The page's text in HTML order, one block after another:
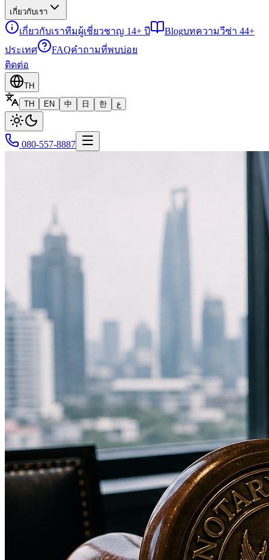
เกี่ยวกับเรา
เกี่ยวกับเราทีมผู้เชี่ยวชาญ 14+ ปี Blogบทความวีซ่า 44+
ประเทศ
FAQคำถามที่พบบ่อย
ติดต่อ
TH
TH
EN 中 日 한 ع
080-557-8887